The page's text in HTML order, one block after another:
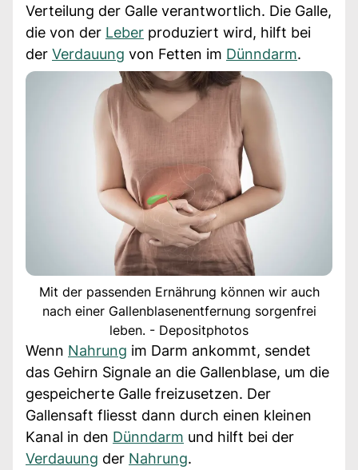
Verteilung der Galle verantwortlich. Die Galle,
die von der Leber produziert wird, hilft bei
der Verdauung von Fetten im Dünndarm.
Mit der passenden Ernährung können wir auch
nach einer Gallenblasenentfernung sorgenfrei
leben. - Depositphotos
Wenn Nahrung im Darm ankommt, sendet
das Gehirn Signale an die Gallenblase, um die
gespeicherte Galle freizusetzen. Der
Gallensaft fliesst dann durch einen kleinen
Kanal in den Dünndarm und hilft bei der
Verdauung der Nahrung.